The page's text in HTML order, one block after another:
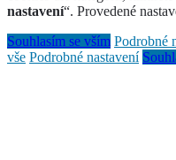
nastavení“. Provedené
Souhlasím se vším Podrobné
vše Podrobné nastavení